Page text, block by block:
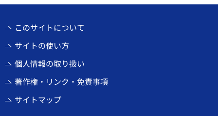
このサイトについて
サイトの使い方
個人情報の取り扱い
著作権・リンク・免責事項
サイトマップ